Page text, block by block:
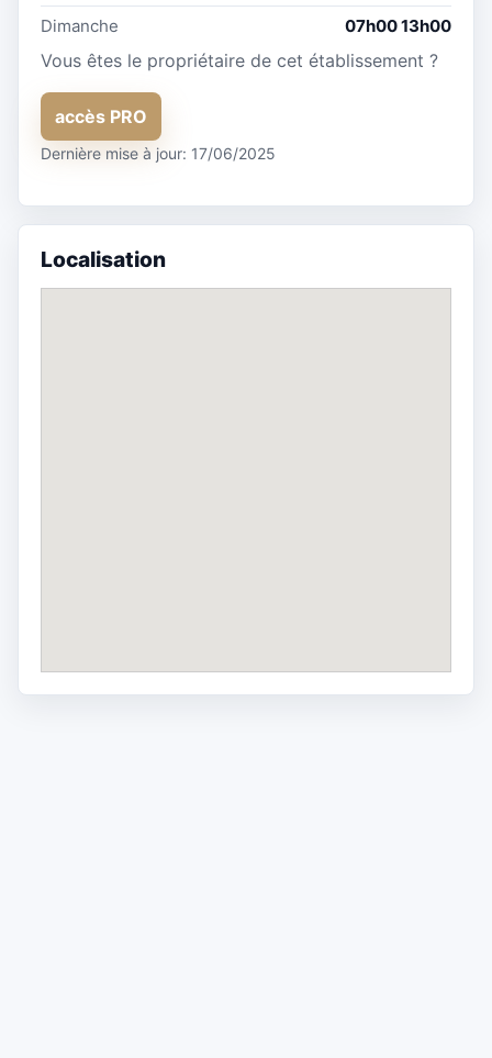
Dimanche
07h00 13h00
Vous êtes le propriétaire de cet établissement ?
accès PRO
Dernière mise à jour: 17/06/2025
Localisation